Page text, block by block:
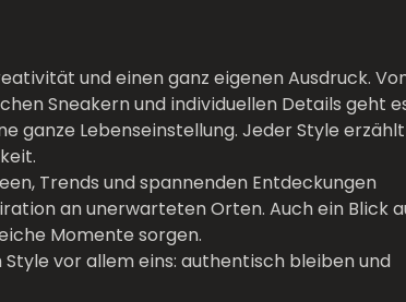
und einen ganz eigenen Ausdruck.
Sneakern und individuellen Details geht
ganze Lebenseinstellung. Jeder Style erzählt
Trends und spannenden Entdeckungen
an unerwarteten Orten. Auch ein Blick
Momente sorgen.
vor allem eins: authentisch bleiben und